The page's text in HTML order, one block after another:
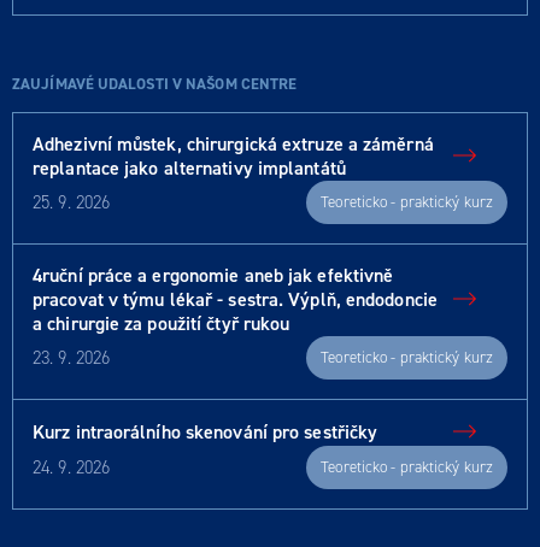
ZAUJÍMAVÉ UDALOSTI V NAŠOM CENTRE
Adhezivní můstek, chirurgická extruze a záměrná
replantace jako alternativy implantátů
25. 9. 2026 Teoreticko - praktický kurz
4ruční práce a ergonomie aneb jak efektivně
pracovat v týmu lékař - sestra. Výplň, endodoncie
a chirurgie za použití čtyř rukou
23. 9. 2026 Teoreticko - praktický kurz
Kurz intraorálního skenování pro sestřičky
24. 9. 2026 Teoreticko - praktický kurz